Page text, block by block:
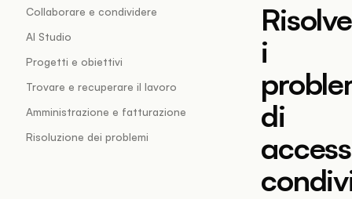
Collaborare e condividere
AI Studio
Progetti e obiettivi
Trovare e recuperare il lavoro
Amministrazione e fatturazione
Risoluzione dei problemi
i
di